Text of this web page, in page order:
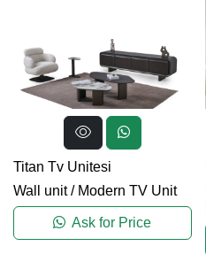
Titan Tv Unitesi
Wall unit/ Modern TV Unit
Ask for Price